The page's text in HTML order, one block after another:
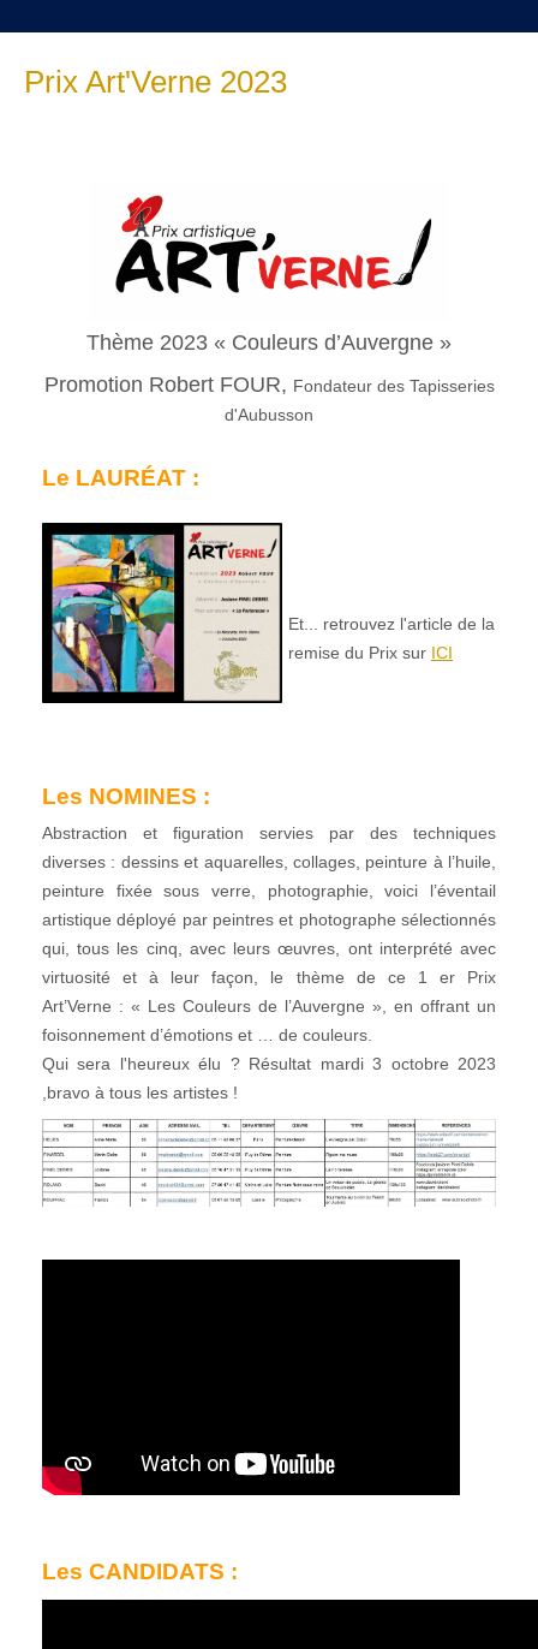
Prix Art'Verne 2023
Thème 2023 « Couleurs d’Auvergne »
Promotion Robert FOUR, Fondateur des Tapisseries
d'Aubusson
Le LAURÉAT :
Et... retrouvez l'article de la
remise du Prix sur ICI
Les NOMINES :
Abstraction et figuration servies par des techniques
diverses : dessins et aquarelles, collages, peinture à l’huile,
peinture fixée sous verre, photographie, voici l’éventail
artistique déployé par peintres et photographe sélectionnés
qui, tous les cinq, avec leurs œuvres, ont interprété avec
virtuosité et à leur façon, le thème de ce 1 er Prix
Art’Verne : « Les Couleurs de l’Auvergne », en offrant un
foisonnement d’émotions et … de couleurs.
Qui sera l'heureux élu ? Résultat mardi 3 octobre 2023
,bravo à tous les artistes !
Les CANDIDATS :